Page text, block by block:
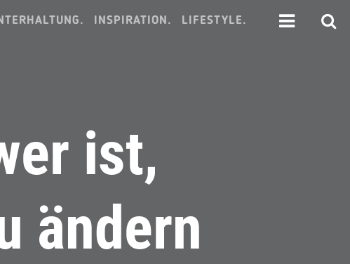
INSPIRATION. LIFESTYLE.
ist,
ändern